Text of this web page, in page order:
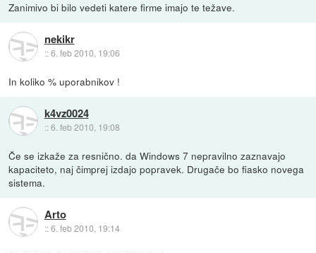
Zanimivo bi bilo vedeti katere firme imajo te težave.
nekikr
::6. feb 2010, 19:06
In koliko % uporabnikov !
k4vz0024
::6. feb 2010, 19:08
Če se izkaže za resnično. da Windows 7 nepravilno zaznavajo
kapaciteto, naj čimprej izdajo popravek. Drugače bo fiasko novega
sistema.
Arto
::6. feb 2010, 19:14